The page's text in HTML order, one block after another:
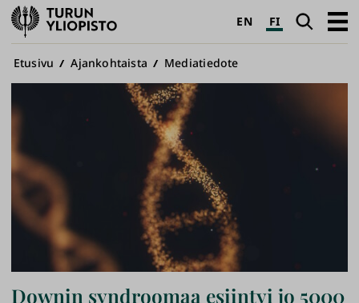
Turun
yliopisto
EN FI Haku
Avaa
Murupolku
Etusivu Ajankohtaista Mediatiedote
Downin syndroomaa esiintyi jo 5000